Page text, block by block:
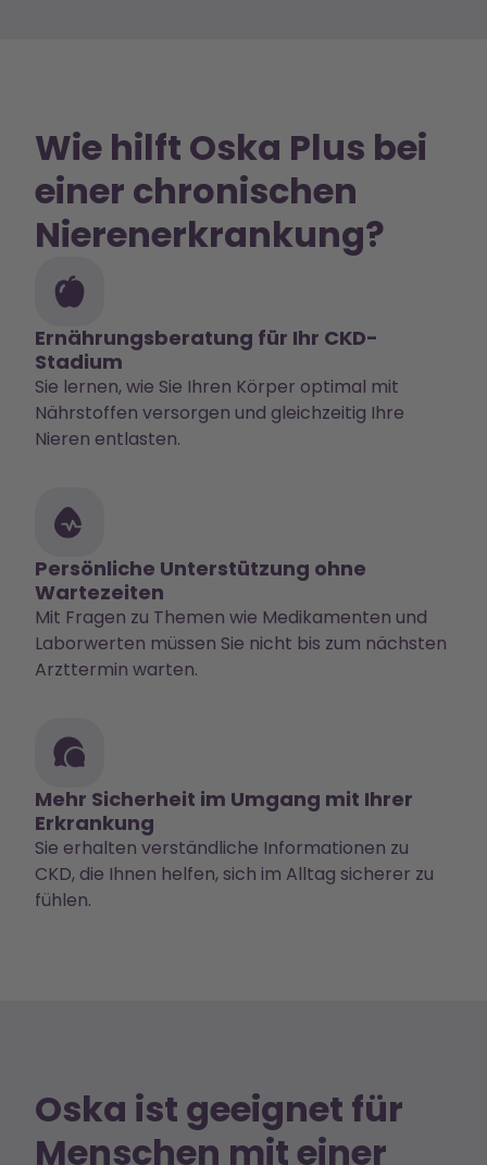
Wie hilft Oska Plus bei
einer chronischen
Nierenerkrankung?
Ernährungsberatung für Ihr CKD-
Stadium
Sie lernen, wie Sie Ihren Körper optimal mit
Nährstoffen versorgen und gleichzeitig Ihre
Nieren entlasten.
Persönliche Unterstützung ohne
Wartezeiten
Mit Fragen zu Themen wie Medikamenten und
Laborwerten müssen Sie nicht bis zum nächsten
Arzttermin warten.
Mehr Sicherheit im Umgang mit Ihrer
Erkrankung
Sie erhalten verständliche Informationen zu
CKD, die Ihnen helfen, sich im Alltag sicherer zu
fühlen.
Oska ist geeignet für
Menschen mit einer